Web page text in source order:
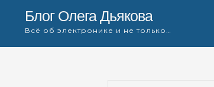
Блог Олега Дьякова
Всё об электронике и не только…